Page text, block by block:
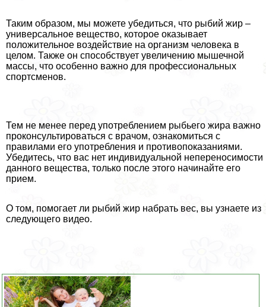
Таким образом, мы можете убедиться, что рыбий жир –
универсальное вещество, которое оказывает
положительное воздействие на организм человека в
целом. Также он способствует увеличению мышечной
массы, что особенно важно для профессиональных
спортсменов.
Тем не менее перед употрeблением рыбьего жира важно
проконсультироваться с врачом, ознакомиться с
правилами его употрeбления и противопоказаниями.
Убедитесь, что вас нет индивидуальной непереносимости
данного вещества, только после этого начинайте его
прием.
О том, помогает ли рыбий жир набрать вес, вы узнаете из
следующего видео.